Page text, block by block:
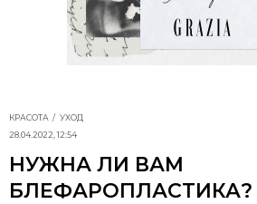
КРАСОТА
УХОД
28.04.2022, 12:54
НУЖНА ЛИ ВАМ